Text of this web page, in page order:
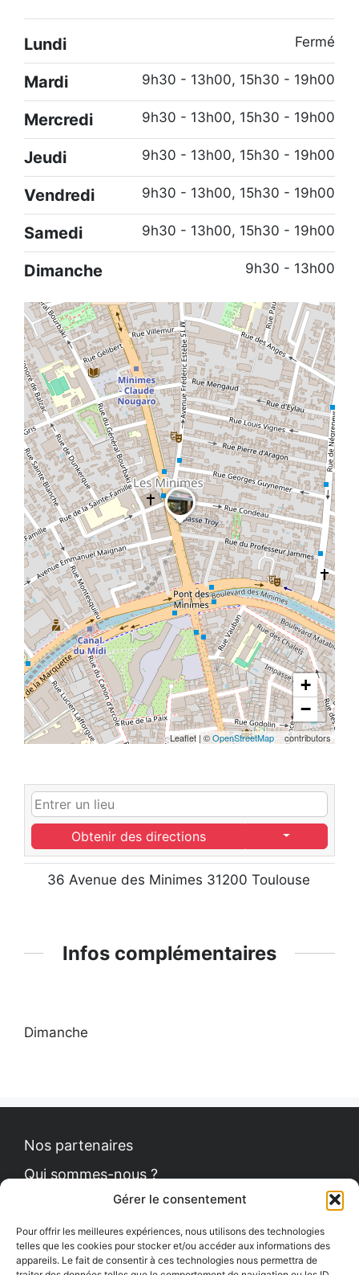
Gérer le consentement
Pour offrir les meilleures expériences, nous utilisons des technologies
telles que les cookies pour stocker et/ou accéder aux informations des
appareils. Le fait de consentir à ces technologies nous permettra de
Lundi Fermé
Mardi 9h30 - 13h00, 15h30 - 19h00
Mercredi 9h30 - 13h00, 15h30 - 19h00
Jeudi 9h30 - 13h00, 15h30 - 19h00
Vendredi 9h30 - 13h00, 15h30 - 19h00
Samedi 9h30 - 13h00, 15h30 - 19h00
Dimanche 9h30 - 13h00
+
−
Leaflet | ©OpenStreetMap contributors
Obtenir des directions
36 Avenue des Minimes 31200 Toulouse
Infos complémentaires
Dimanche
Nos partenaires
Qui sommes-nous ?
Politique de cookies